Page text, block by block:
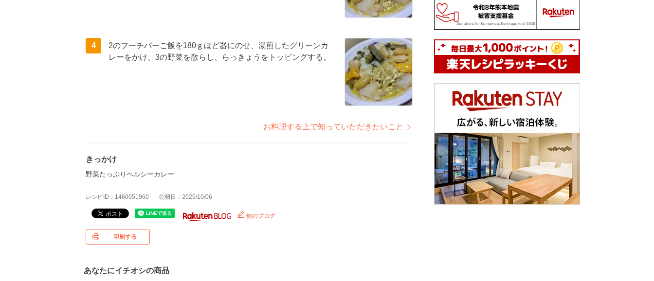
4
2のフーチバーご飯を180ｇほど器にのせ、湯煎したグリーンカ
レーをかけ、3の野菜を散らし、らっきょうをトッピングする。
お料理する上で知っていただきたいこと
きっかけ
野菜たっぷりヘルシーカレー
レシピID：1460051960 公開日：2025/10/06
他のブログ
印刷する
あなたにイチオシの商品